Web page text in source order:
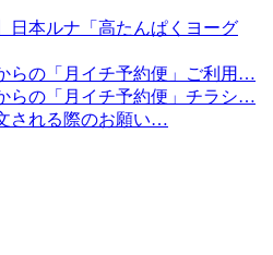
日本ルナ「高たんぱくヨーグ
らの「月イチ予約便」ご利用…
らの「月イチ予約便」チラシ…
される際のお願い…